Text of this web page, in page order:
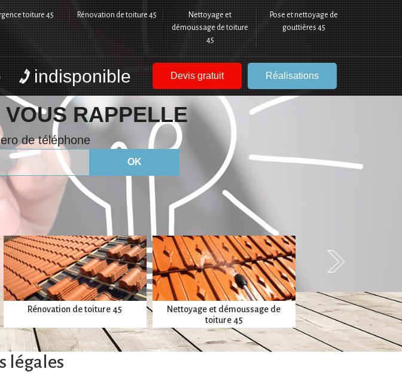
toiture 45 Rénovation de toiture 45
Nettoyage et
démoussage de toiture
45
Pose et nettoyage de
gouttières 45
indisponible Devis gratuit Réalisations
RAPPELLE
de téléphone
Rénovation de toiture 45
Nettoyage et démoussage de
toiture 45
Pose et
gouttières 45
légales